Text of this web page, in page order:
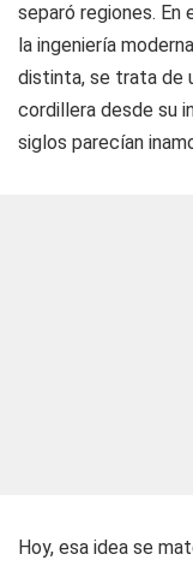
separó regiones. En
la ingeniería
distinta, se trata de
cordillera desde su
siglos parecían
Hoy, esa idea se